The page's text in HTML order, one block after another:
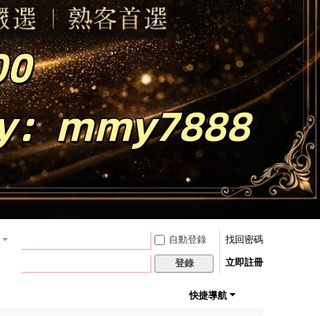
自動登錄 找回密碼
登錄 立即註冊
快捷導航